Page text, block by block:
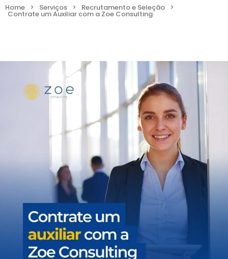
Home > Serviços > Recrutamento e Seleção >
Contrate um Auxiliar com a Zoe Consulting